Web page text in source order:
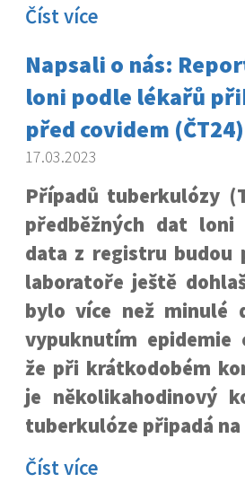
Číst více
Napsali o nás:
loni podle lékařů
před covidem (ČT24)
17.03.2023
Případů tuberkulózy
předběžných dat loni
data z registru budou
laboratoře ještě
bylo více než minulé
vypuknutím epidemie
že při krátkodobém
je několikahodinový
tuberkulóze připadá na
Číst více